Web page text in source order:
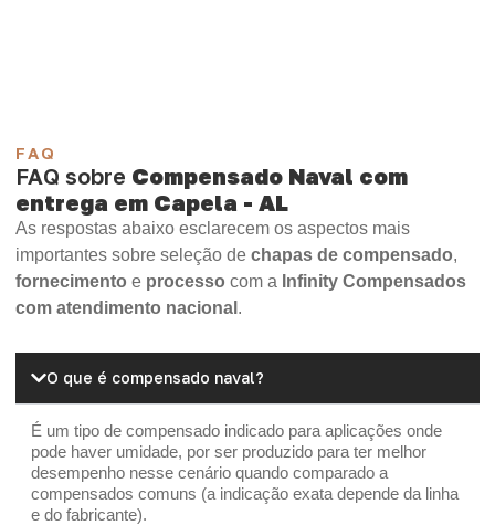
FAQ
FAQ sobre Compensado Naval com
entrega em Capela - AL
As respostas abaixo esclarecem os aspectos mais
importantes sobre seleção de chapas de compensado,
fornecimento e processo com a Infinity Compensados
com atendimento nacional .
O que é compensado naval?
É um tipo de compensado indicado para aplicações onde
pode haver umidade, por ser produzido para ter melhor
desempenho nesse cenário quando comparado a
compensados comuns (a indicação exata depende da linha
e do fabricante).